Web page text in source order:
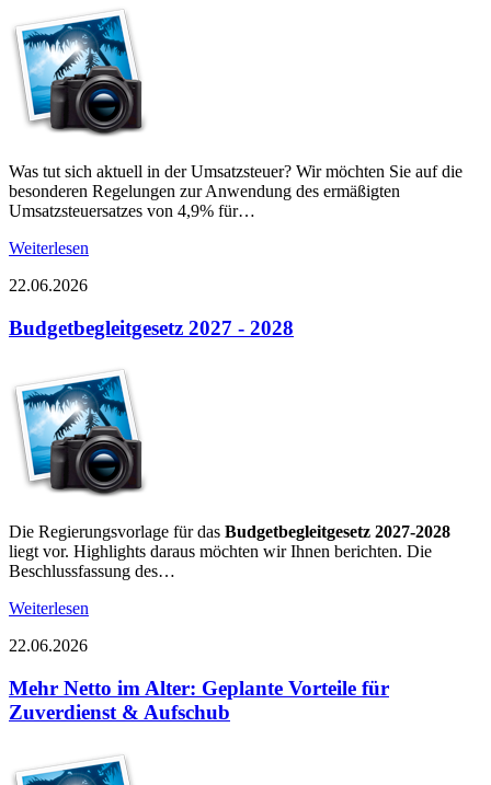
Was tut sich aktuell in der Umsatzsteuer? Wir möchten Sie auf die
besonderen Regelungen zur Anwendung des ermäßigten
Umsatzsteuersatzes von 4,9% für…
Weiterlesen
22.06.2026
Budgetbegleitgesetz 2027 - 2028
Die Regierungsvorlage für das Budgetbegleitgesetz 2027-2028
liegt vor. Highlights daraus möchten wir Ihnen berichten. Die
Beschlussfassung des…
Weiterlesen
22.06.2026
Mehr Netto im Alter: Geplante Vorteile für
Zuverdienst & Aufschub